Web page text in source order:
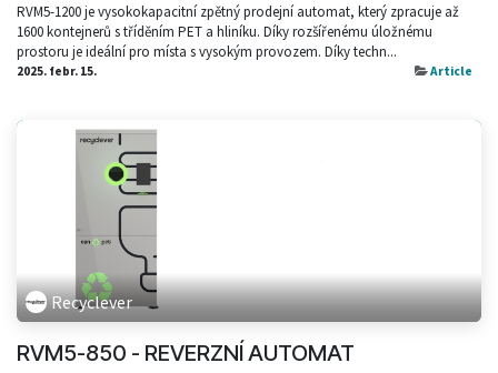
RVM5-1200 je vysokokapacitní zpětný prodejní automat, který zpracuje až
1600 kontejnerů s tříděním PET a hliníku. Díky rozšířenému úložnému
prostoru je ideální pro místa s vysokým provozem. Díky techn...
2025. febr. 15. Article
Recyclever
RVM5-850 - REVERZNÍ AUTOMAT